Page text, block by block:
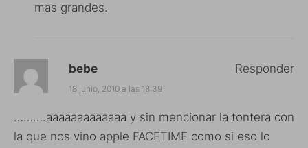
mas grandes.
bebe
18 junio, 2010 a las 18:39
……….aaaaaaaaaaaaa y sin mencionar la tontera con
la que nos vino apple FACETIME como si eso lo
Responder